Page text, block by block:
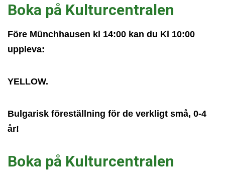
Boka på Kulturcentralen
Före Münchhausen kl 14:00 kan du Kl 10:00
uppleva:
YELLOW.
Bulgarisk föreställning för de verkligt små, 0-4
år!
Boka på Kulturcentralen